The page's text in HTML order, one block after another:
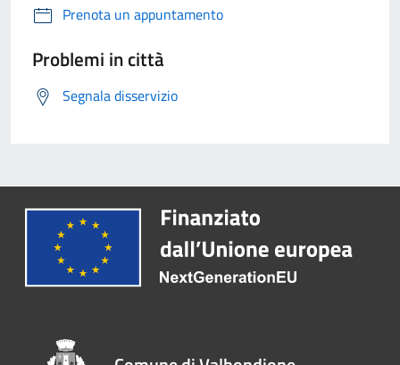
Prenota un appuntamento
Problemi in città
Segnala disservizio